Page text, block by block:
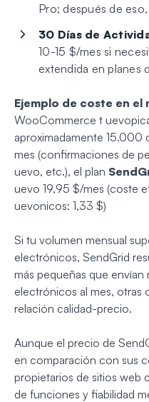
Pro; después de
30 Días de
10-15 $/mes si
extendida en planes
Ejemplo de coste en el
WooCommerce t
aproximadamente 15.000
mes (confirmaciones de
uevo, etc.), el plan
uevo 19,95 $/mes (coste
uevonicos: 1,33 $)
Si tu volumen mensual
electrónicos, SendGrid
más pequeñas que
electrónicos al mes,
relación calidad-precio.
Aunque el precio de
en comparación con sus
propietarios de sitios web
de funciones y fiabilidad